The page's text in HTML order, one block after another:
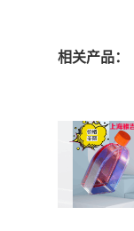
相关产品：